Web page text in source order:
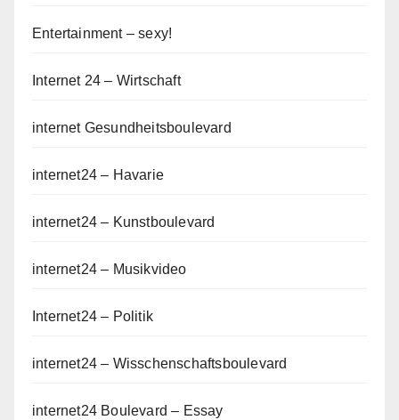
Entertainment – sexy!
Internet 24 – Wirtschaft
internet Gesundheitsboulevard
internet24 – Havarie
internet24 – Kunstboulevard
internet24 – Musikvideo
Internet24 – Politik
internet24 – Wisschenschaftsboulevard
internet24 Boulevard – Essay